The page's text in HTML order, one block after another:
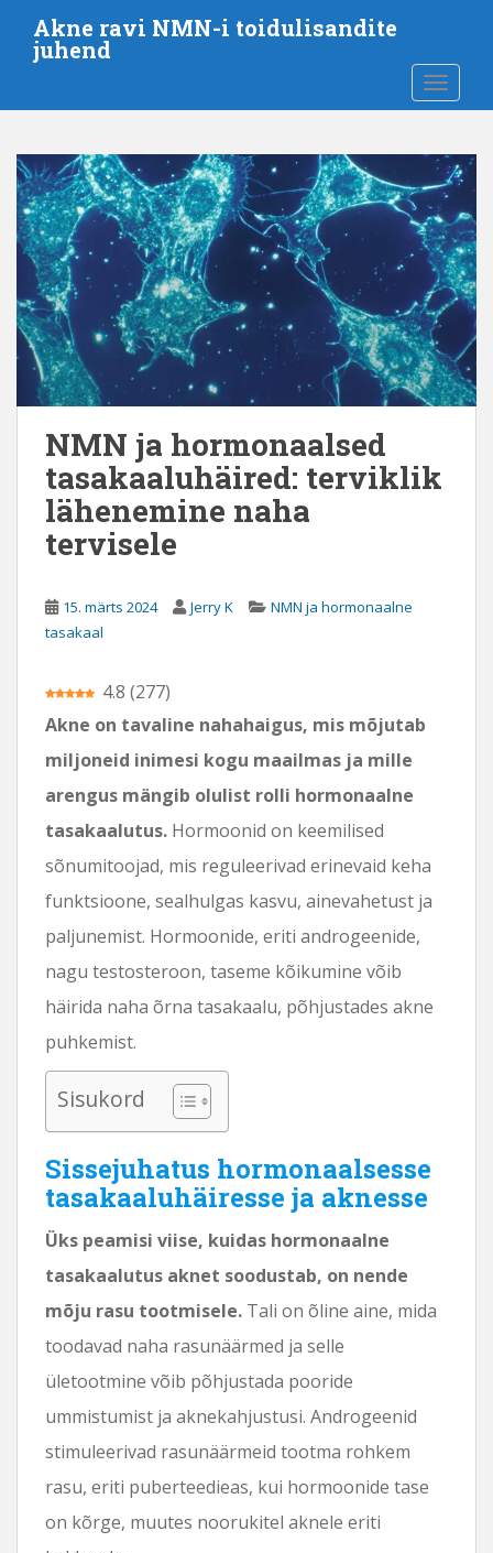
p
Akne ravi NMN-i toidulisandite
juhend
LÜLITA
NMN ja hormonaalsed
tasakaaluhäired: terviklik
lähenemine naha
tervisele
15. märts 2024 Jerry K
NMN ja hormonaalne
tasakaal
4.8 (277)
Akne on tavaline nahahaigus, mis mõjutab
miljoneid inimesi kogu maailmas ja mille
arengus mängib olulist rolli hormonaalne
tasakaalutus. Hormoonid on keemilised
sõnumitoojad, mis reguleerivad erinevaid keha
funktsioone, sealhulgas kasvu, ainevahetust ja
paljunemist. Hormoonide, eriti androgeenide,
nagu testosteroon, taseme kõikumine võib
häirida naha õrna tasakaalu, põhjustades akne
puhkemist.
Sisukord
Sissejuhatus hormonaalsesse
tasakaaluhäiresse ja aknesse
Üks peamisi viise, kuidas hormonaalne
tasakaalutus aknet soodustab, on nende
mõju rasu tootmisele. Tali on õline aine, mida
toodavad naha rasunäärmed ja selle
ületootmine võib põhjustada pooride
ummistumist ja aknekahjustusi. Androgeenid
stimuleerivad rasunäärmeid tootma rohkem
rasu, eriti puberteedieas, kui hormoonide tase
on kõrge, muutes noorukitel aknele eriti